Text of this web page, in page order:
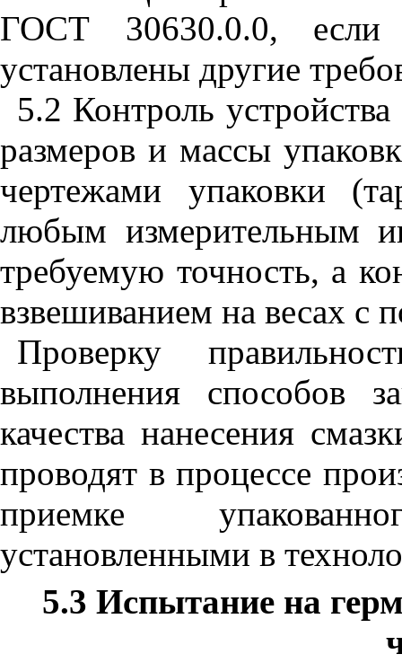
ГОСТ 30630.0.0, если
установлены другие
5.2 Контроль
размеров и массы
чертежами упаковки
любым измерительным
требуемую точность, а
взвешиванием на весах с
Проверку
выполнения способов
качества нанесения
проводят в процессе
приемке
установленными в
5.3 Испытание на